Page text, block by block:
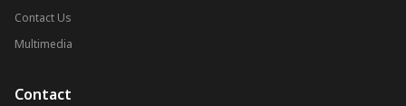
Contact Us
Multimedia
Contact